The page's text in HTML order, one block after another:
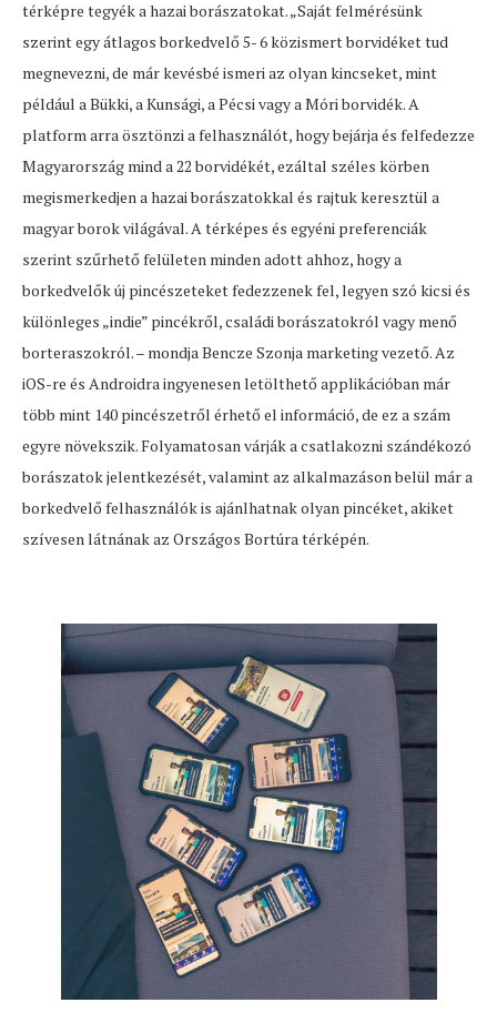
térképre tegyék a hazai borászatokat. „Saját felmérésünk
szerint egy átlagos borkedvelő 5- 6 közismert borvidéket tud
megnevezni, de már kevésbé ismeri az olyan kincseket, mint
például a Bükki, a Kunsági, a Pécsi vagy a Móri borvidék. A
platform arra ösztönzi a felhasználót, hogy bejárja és felfedezze
Magyarország mind a 22 borvidékét, ezáltal széles körben
megismerkedjen a hazai borászatokkal és rajtuk keresztül a
magyar borok világával. A térképes és egyéni preferenciák
szerint szűrhető felületen minden adott ahhoz, hogy a
borkedvelők új pincészeteket fedezzenek fel, legyen szó kicsi és
különleges „indie” pincékről, családi borászatokról vagy menő
borteraszokról. – mondja Bencze Szonja marketing vezető. Az
iOS-re és Androidra ingyenesen letölthető applikációban már
több mint 140 pincészetről érhető el információ, de ez a szám
egyre növekszik. Folyamatosan várják a csatlakozni szándékozó
borászatok jelentkezését, valamint az alkalmazáson belül már a
borkedvelő felhasználók is ajánlhatnak olyan pincéket, akiket
szívesen látnának az Országos Bortúra térképén.